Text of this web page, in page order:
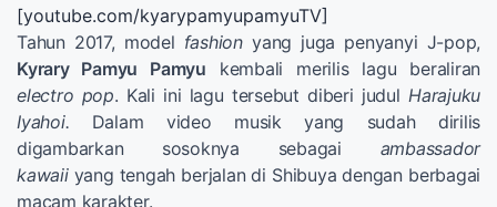
[youtube.com/kyarypamyupamyuTV]
Tahun 2017, model fashionyang juga penyanyi J-pop,
Kyrary Pamyu Pamyu kembali merilis lagu beraliran
electro pop. Kali ini lagu tersebut diberi judul Harajuku
Iyahoi. Dalam video musik yang sudah dirilis
digambarkan sosoknya sebagai ambassador
kawaiiyang tengah berjalan di Shibuya dengan berbagai
macam karakter.